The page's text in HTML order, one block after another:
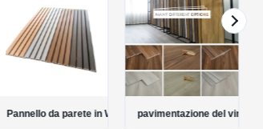
Pannello da parete in WPC esternopavimentazione del vinile